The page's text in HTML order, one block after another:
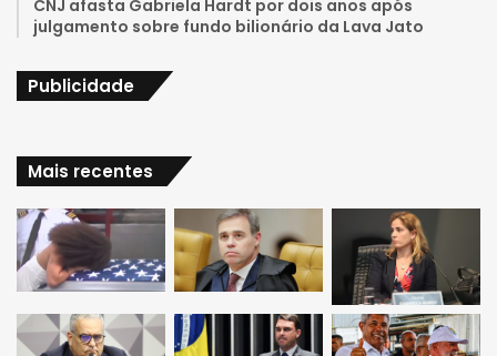
m
CNJ afasta Gabriela Hardt por dois anos após
julgamento sobre fundo bilionário da Lava Jato
Publicidade
Mais recentes